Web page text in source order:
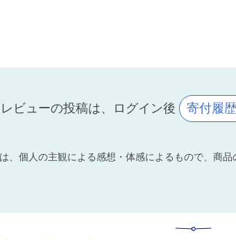
レビューの投稿は、ログイン後 寄付履歴
、個人の主観による感想・体感によるもので、商品